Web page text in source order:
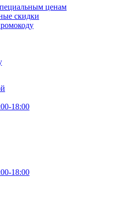
ценам
скидки
18:00
18:00